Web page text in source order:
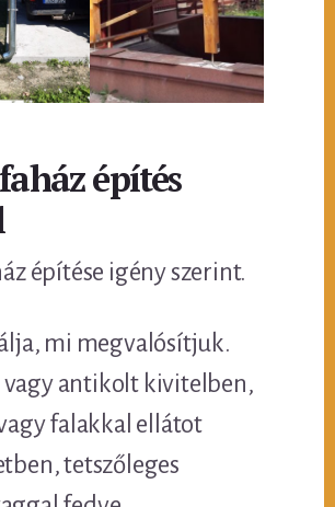
építés
építése igény szerint.
mi megvalósítjuk.
antikolt kivitelben,
falakkal ellátot
tetszőleges